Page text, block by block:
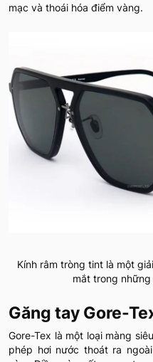
mạc và thoái hóa điểm vàng.
Kính râm tròng tint là một
mắt trong
Găng tay Gore-
Gore-Tex là một loại màng
phép hơi nước thoát ra